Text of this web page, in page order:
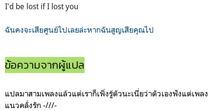
I'd be lost if I lost you
ฉันคงจะเสียศูนย์ไปเลยล่ะหากฉันสูญเสียคุณไป
ข้อความจากผู้แปล
แปลมาสามเพลงแล้วแต่เราก็เพิ่งรู้ตัวนะเนี่ยว่าตัวเองฟังแต่เพลง
แนวคลั่งรัก -///-